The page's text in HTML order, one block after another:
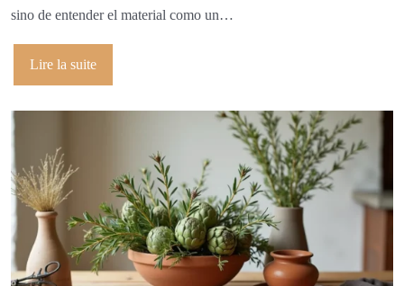
sino de entender el material como un…
Lire la suite